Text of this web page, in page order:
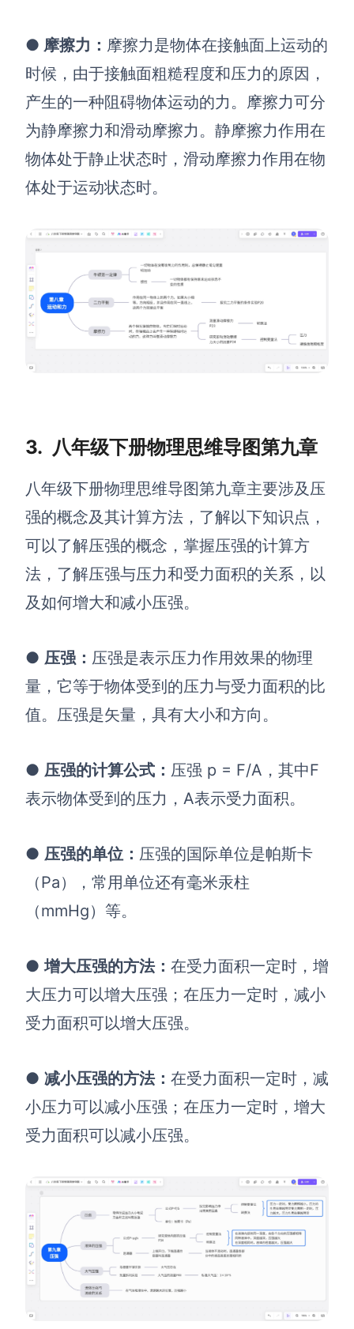
● 摩擦力 ： 摩擦力是物体在接触面上运动的
时候，由于接触面粗糙程度和压力的原因，
产生的一种阻碍物体运动的力。摩擦力可分
为静摩擦力和滑动摩擦力。静摩擦力作用在
物体处于静止状态时，滑动摩擦力作用在物
体处于运动状态时。
3. 八年级下册物理思维导图第九章
八年级下册物理思维导图第九章主要涉及压
强的概念及其计算方法，了解以下知识点，
可以了解压强的概念，掌握压强的计算方
法，了解压强与压力和受力面积的关系，以
及如何增大和减小压强。
● 压强： 压强是表示压力作用效果的物理
量，它等于物体受到的压力与受力面积的比
值。压强是矢量，具有大小和方向。
● 压强的计算公式 ： 压强 p = F/A，其中F
表示物体受到的压力，A表示受力面积。
● 压强的单位： 压强的国际单位是帕斯卡
（Pa），常用单位还有毫米汞柱
（mmHg）等。
●增大压强的方法： 在受力面积一定时，增
大压力可以增大压强；在压力一定时，减小
受力面积可以增大压强。
● 减小压强的方法： 在受力面积一定时，减
小压力可以减小压强；在压力一定时，增大
受力面积可以减小压强。